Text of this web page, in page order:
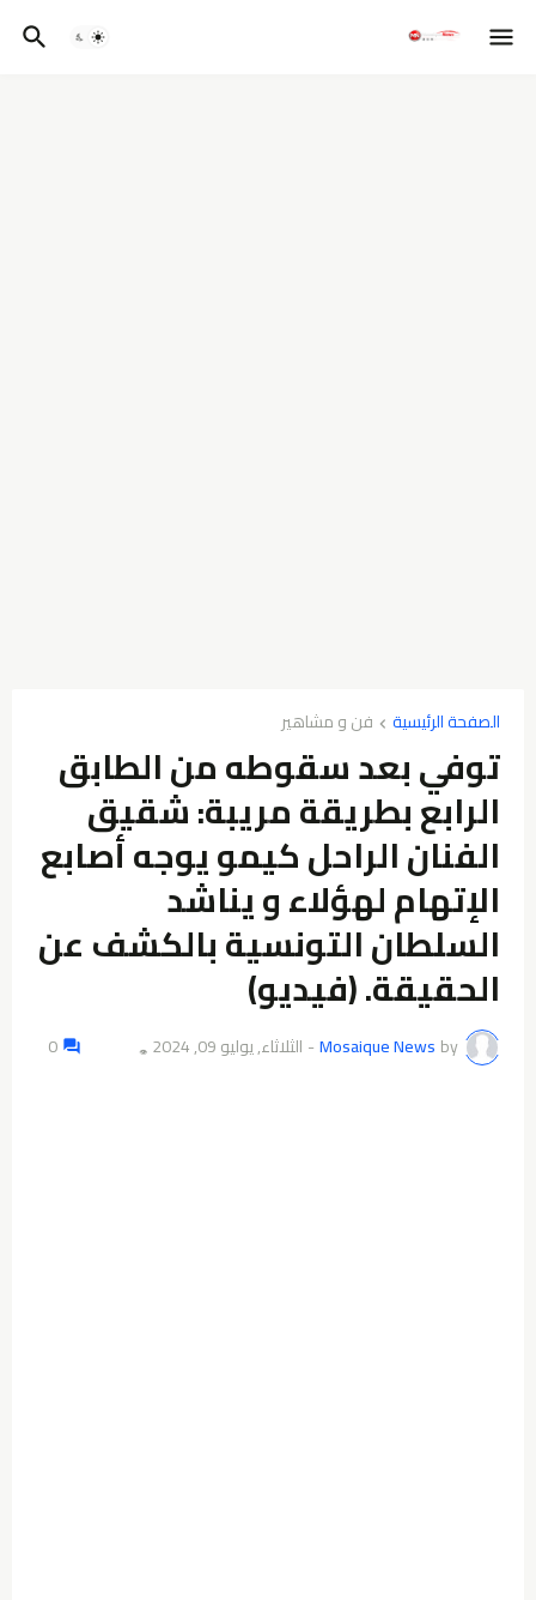
الصفحة الرئيسية فن و مشاهير
توفي بعد سقوطه من الطابق
الرابع بطريقة مريبة: شقيق
الفنان الراحل كيمو يوجه أصابع
الإتهام لهؤلاء و يناشد
السلطان التونسية بالكشف عن
الحقيقة. (فيديو)
by
Mosaique News
- الثلاثاء, يوليو 09, 2024 👁️
0